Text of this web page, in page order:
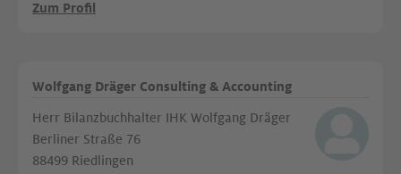
Zum Profil
Wolfgang Dräger Consulting & Accounting
Herr Bilanzbuchhalter IHK Wolfgang Dräger
Berliner Straße 76
88499 Riedlingen